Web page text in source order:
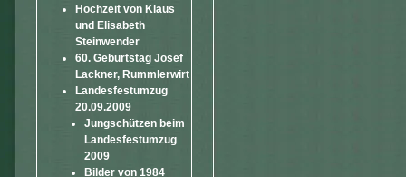
Hochzeit von Klaus
und Elisabeth
Steinwender
60. Geburtstag Josef
Lackner, Rummlerwirt
Landesfestumzug
20.09.2009
Jungschützen beim
Landesfestumzug
2009
Bilder von 1984